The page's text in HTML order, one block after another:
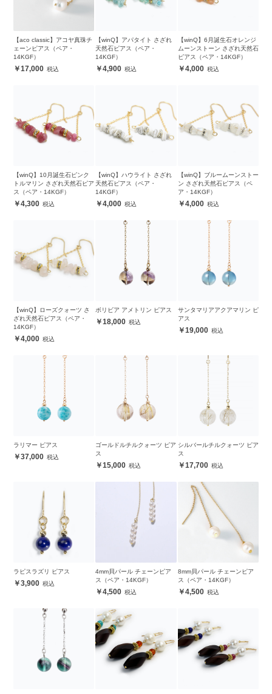
【aco classic】アコヤ真珠チ
ェーンピアス（ペア・
14KGF）
17,000
【winQ】アパタイト さざれ
天然石ピアス（ペア・
14KGF）
4,900
【winQ】6月誕生石オレンジ
ムーンストーン さざれ天然石
ピアス（ペア・14KGF）
4,000
【winQ】10月誕生石ピンク
トルマリン さざれ天然石ピア
ス（ペア・14KGF）
4,300
【winQ】ハウライト さざれ
天然石ピアス（ペア・
14KGF）
4,000
【winQ】ブルームーンストー
ン さざれ天然石ピアス（ペ
ア・14KGF）
4,000
【winQ】ローズクォーツ さ
ざれ天然石ピアス（ペア・
14KGF）
4,000
ボリビア アメトリン ピアス
18,000
サンタマリアアクアマリン ピ
アス
19,000
ラリマー ピアス
37,000
ゴールドルチルクォーツ ピア
ス
15,000
シルバールチルクォーツ ピア
ス
17,700
ラピスラズリ ピアス
3,900
4mm貝パール チェーンピア
ス（ペア・14KGF）
4,500
8mm貝パール チェーンピア
ス（ペア・14KGF）
4,500